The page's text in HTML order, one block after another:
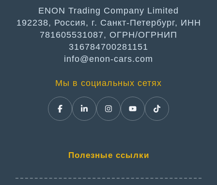
ENON Trading Company Limited
192238, Россия, г. Санкт-Петербург, ИНН
781605531087, ОГРН/ОГРНИП
316784700281151
info@enon-cars.com
Мы в социальных сетях
Полезные ссылки